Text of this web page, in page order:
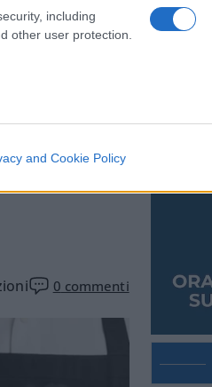
including
other user protection.
and Cookie Policy
di
là giunge la
0 commenti